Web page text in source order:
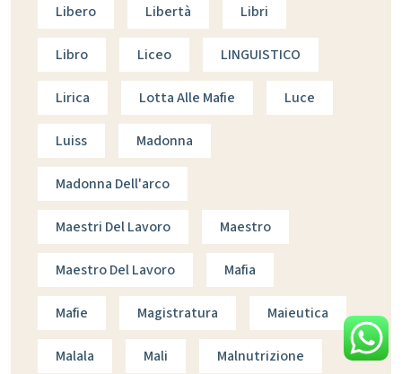
Libero Libertà Libri
Libro Liceo LINGUISTICO
Lirica Lotta Alle Mafie Luce
Luiss Madonna
Madonna Dell'arco
Maestri Del Lavoro Maestro
Maestro Del Lavoro Mafia
Mafie Magistratura Maieutica
Malala Mali Malnutrizione